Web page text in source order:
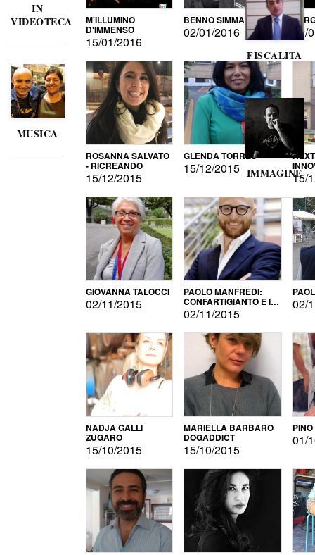
IN
VIDEOTECA
MUSICA
M'ILLUMINO
D'IMMENSO
15/01/2016
BENNO SIMMA
02/01/2016
ROSANNA SALVATO
- RICREANDO
15/12/2015
GLENDA TORRES
15/12/2015
15/
GIOVANNA TALOCCI
02/11/2015
PAOLO MANFREDI:
CONFARTIGIANTO E IL
SONDAGGIO
02/11/2015
02/
NADJA GALLI
ZUGARO
15/10/2015
MARIELLA BARBARO
DOGADDICT
15/10/2015
01/
FISCALITA
IMMAGINE